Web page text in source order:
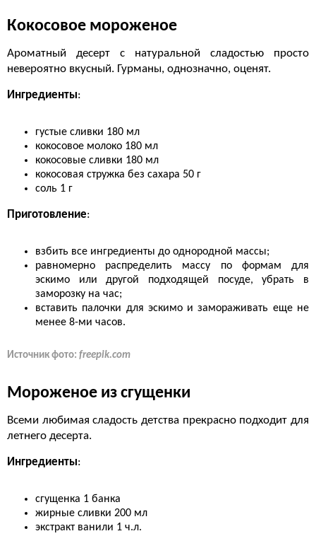
Кокосовое мороженое
Ароматный десерт с натуральной сладостью просто
невероятно вкусный. Гурманы, однозначно, оценят.
Ингредиенты:
густые сливки 180 мл
кокосовое молоко 180 мл
кокосовые сливки 180 мл
кокосовая стружка без сахара 50 г
соль 1 г
Приготовление:
взбить все ингредиенты до однородной массы;
равномерно распределить массу по формам для
эскимо или другой подходящей посуде, убрать в
заморозку на час;
вставить палочки для эскимо и замораживать еще не
менее 8-ми часов.
Источник фото: freepik.com
Мороженое из сгущенки
Всеми любимая сладость детства прекрасно подходит для
летнего десерта.
Ингредиенты:
сгущенка 1 банка
жирные сливки 200 мл
экстракт ванили 1 ч.л.